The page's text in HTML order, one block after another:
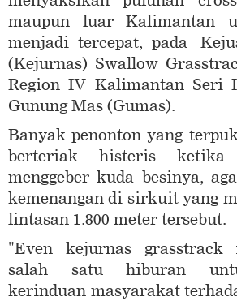
maupun luar Kalimantan
menjadi tercepat, pada
(Kejurnas) Swallow
Region IV Kalimantan Seri
Gunung Mas (Gumas).
Banyak penonton yang
berteriak histeris ketika
menggeber kuda besinya,
kemenangan di sirkuit yang
lintasan 1.800 meter tersebut.
"Even kejurnas grasstrack
salah satu hiburan
kerinduan masyarakat